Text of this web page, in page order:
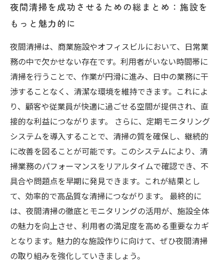
夜間清掃を成功させるための総まとめ：施設を
もっと魅力的に
夜間清掃は、商業施設やオフィスビルにおいて、日常業
務の中で欠かせない存在です。利用者がいない時間帯に
清掃を行うことで、作業が円滑に進み、日中の業務に干
渉することなく、清潔な環境を維持できます。これによ
り、顧客や従業員が快適に過ごせる空間が提供され、直
接的な利益につながります。 さらに、定期モニタリング
システムを導入することで、清掃の質を確保し、継続的
に改善を図ることが可能です。このシステムにより、清
掃業務のパフォーマンスをリアルタイムで確認でき、不
具合や問題点を早期に発見できます。これが結果とし
て、効率的で高品質な清掃につながります。 最終的に
は、夜間清掃の徹底とモニタリングの活用が、施設全体
の魅力を向上させ、利用者の満足度を高める重要なカギ
となります。魅力的な施設作りに向けて、ぜひ夜間清掃
の取り組みを強化していきましょう。